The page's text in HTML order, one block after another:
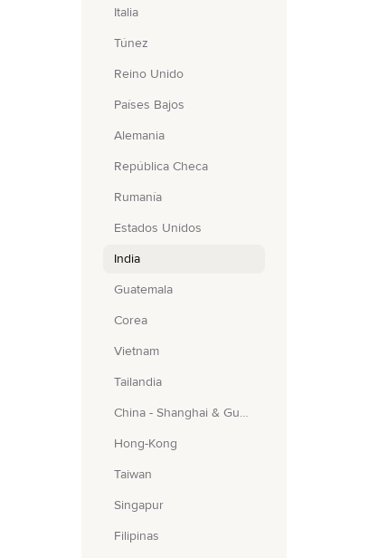
Italia
Túnez
Reino Unido
Países Bajos
Alemania
República Checa
Rumanía
Estados Unidos
India
Guatemala
Corea
Vietnam
Tailandia
China - Shanghai & Guangzhou
Hong-Kong
Taiwan
Singapur
Filipinas